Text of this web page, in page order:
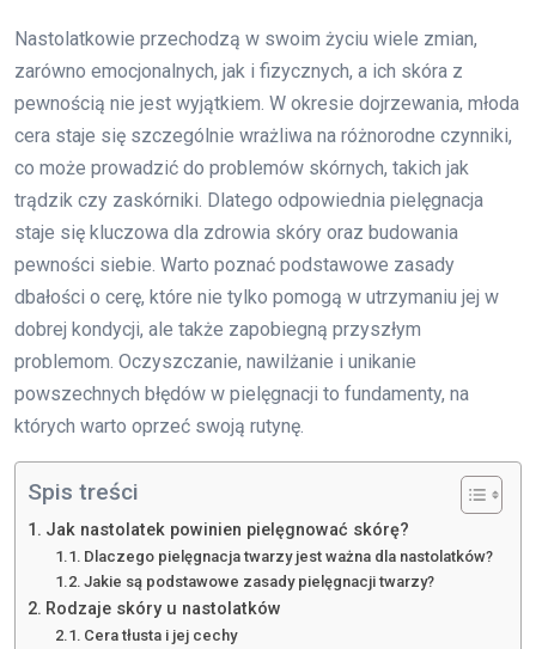
Nastolatkowie przechodzą w swoim życiu wiele zmian,
zarówno emocjonalnych, jak i fizycznych, a ich skóra z
pewnością nie jest wyjątkiem. W okresie dojrzewania, młoda
cera staje się szczególnie wrażliwa na różnorodne czynniki,
co może prowadzić do problemów skórnych, takich jak
trądzik czy zaskórniki. Dlatego odpowiednia pielęgnacja
staje się kluczowa dla zdrowia skóry oraz budowania
pewności siebie. Warto poznać podstawowe zasady
dbałości o cerę, które nie tylko pomogą w utrzymaniu jej w
dobrej kondycji, ale także zapobiegną przyszłym
problemom. Oczyszczanie, nawilżanie i unikanie
powszechnych błędów w pielęgnacji to fundamenty, na
których warto oprzeć swoją rutynę.
Spis treści
Jak nastolatek powinien pielęgnować skórę?
Dlaczego pielęgnacja twarzy jest ważna dla nastolatków?
Jakie są podstawowe zasady pielęgnacji twarzy?
Rodzaje skóry u nastolatków
Cera tłusta i jej cechy